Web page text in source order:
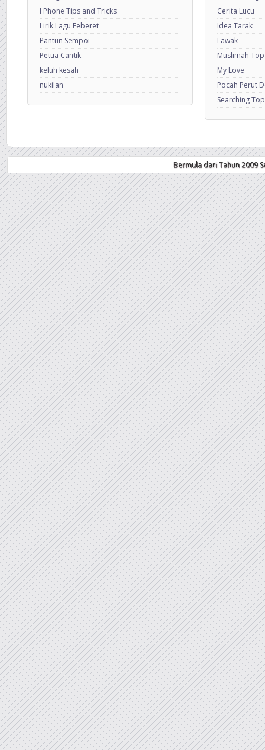
I Phone Tips and Tricks
Lirik Lagu Feberet
Pantun Sempoi
Petua Cantik
keluh kesah
nukilan
Cerita Lucu
Idea Tarak
Lawak
Muslimah
My Love
Pocah Perut
Searching
Bermula dari Tahun 2009